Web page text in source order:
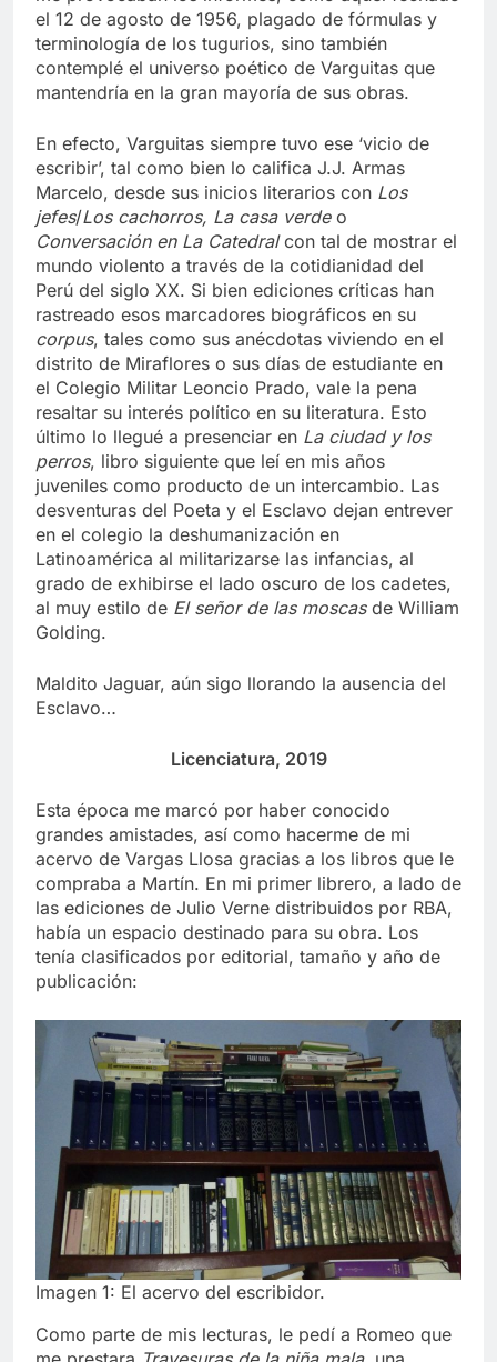
el 12 de agosto de 1956, plagado de fórmulas y
terminología de los tugurios, sino también
contemplé el universo poético de Varguitas que
mantendría en la gran mayoría de sus obras.
En efecto, Varguitas siempre tuvo ese ‘vicio de
escribir’, tal como bien lo califica J.J. Armas
Marcelo, desde sus inicios literarios con Los
jefes/Los cachorros, La casa verdeo
Conversación en La Catedralcon tal de mostrar el
mundo violento a través de la cotidianidad del
Perú del siglo XX. Si bien ediciones críticas han
rastreado esos marcadores biográficos en su
corpus, tales como sus anécdotas viviendo en el
distrito de Miraflores o sus días de estudiante en
el Colegio Militar Leoncio Prado, vale la pena
resaltar su interés político en su literatura. Esto
último lo llegué a presenciar en La ciudad y los
perros, libro siguiente que leí en mis años
juveniles como producto de un intercambio. Las
desventuras del Poeta y el Esclavo dejan entrever
en el colegio la deshumanización en
Latinoamérica al militarizarse las infancias, al
grado de exhibirse el lado oscuro de los cadetes,
al muy estilo de El señor de las moscas de William
Golding.
Maldito Jaguar, aún sigo llorando la ausencia del
Esclavo…
Licenciatura, 2019
Esta época me marcó por haber conocido
grandes amistades, así como hacerme de mi
acervo de Vargas Llosa gracias a los libros que le
compraba a Martín. En mi primer librero, a lado de
las ediciones de Julio Verne distribuidos por RBA,
había un espacio destinado para su obra. Los
tenía clasificados por editorial, tamaño y año de
publicación:
Imagen 1: El acervo del escribidor.
Como parte de mis lecturas, le pedí a Romeo que